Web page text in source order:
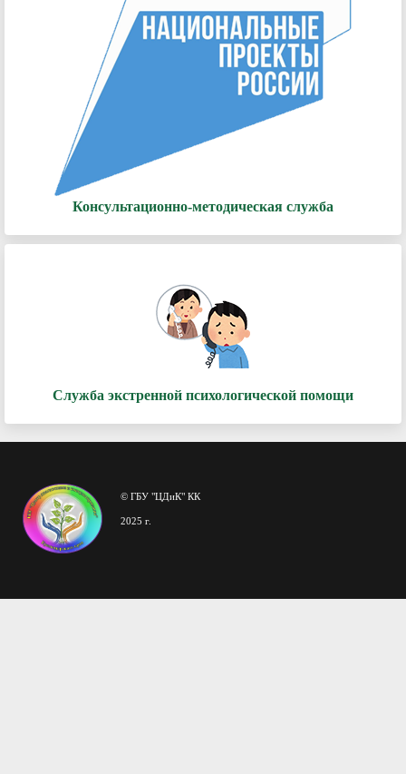
Консультационно-методическая служба
Служба экстренной психологической помощи
© ГБУ "ЦДиК" КК
2025 г.